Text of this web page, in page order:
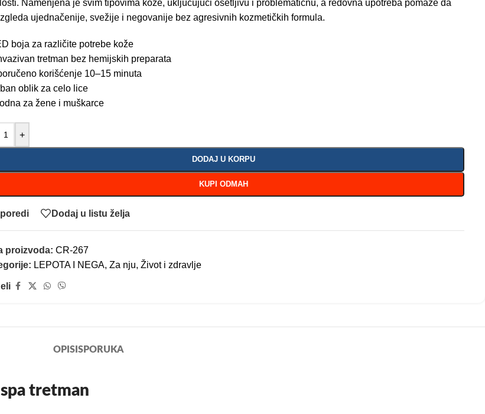
Namenjena je svim tipovima kože, uključujući osetljivu i problematičnu, a redovna upotreba pomaže da
ujednačenije, svežije i negovanije bez agresivnih kozmetičkih formula.
boja za različite potrebe kože
tretman bez hemijskih preparata
korišćenje 10–15 minuta
oblik za celo lice
za žene i muškarce
+
DODAJ U KORPU
KUPI ODMAH
Dodaj u listu želja
proizvoda: CR-267
LEPOTA I NEGA, Za nju, Život i zdravlje
OPISISPORUKA
tretman